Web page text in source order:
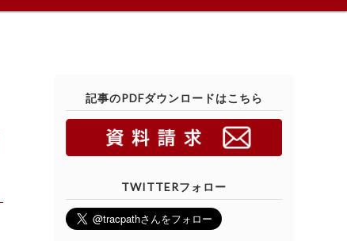
記事のPDFダウンロードはこちら
TWITTERフォロー